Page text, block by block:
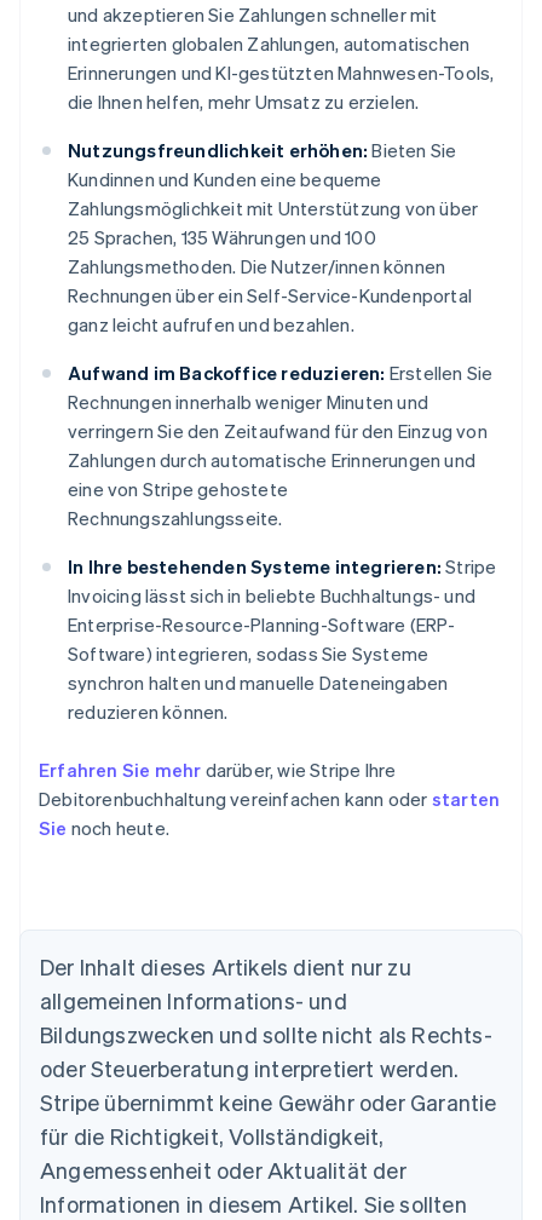
und akzeptieren Sie Zahlungen schneller mit
integrierten globalen Zahlungen, automatischen
Erinnerungen und KI-gestützten Mahnwesen-Tools,
die Ihnen helfen, mehr Umsatz zu erzielen.
Nutzungsfreundlichkeit erhöhen: Bieten Sie
Kundinnen und Kunden eine bequeme
Zahlungsmöglichkeit mit Unterstützung von über
25 Sprachen, 135 Währungen und 100
Zahlungsmethoden. Die Nutzer/innen können
Rechnungen über ein Self-Service-Kundenportal
ganz leicht aufrufen und bezahlen.
Aufwand im Backoffice reduzieren: Erstellen Sie
Rechnungen innerhalb weniger Minuten und
verringern Sie den Zeitaufwand für den Einzug von
Zahlungen durch automatische Erinnerungen und
eine von Stripe gehostete
Rechnungszahlungsseite.
In Ihre bestehenden Systeme integrieren: Stripe
Invoicing lässt sich in beliebte Buchhaltungs- und
Enterprise-Resource-Planning-Software (ERP-
Software) integrieren, sodass Sie Systeme
synchron halten und manuelle Dateneingaben
reduzieren können.
Erfahren Sie mehr darüber, wie Stripe Ihre
Debitorenbuchhaltung vereinfachen kann oder starten
Sie noch heute.
Der Inhalt dieses Artikels dient nur zu
allgemeinen Informations- und
Bildungszwecken und sollte nicht als Rechts-
oder Steuerberatung interpretiert werden.
Stripe übernimmt keine Gewähr oder Garantie
für die Richtigkeit, Vollständigkeit,
Angemessenheit oder Aktualität der
Informationen in diesem Artikel. Sie sollten
Australien
English
Nederlands FrançaisDeutschEnglish
Brasilien
English
Bulgarien
English